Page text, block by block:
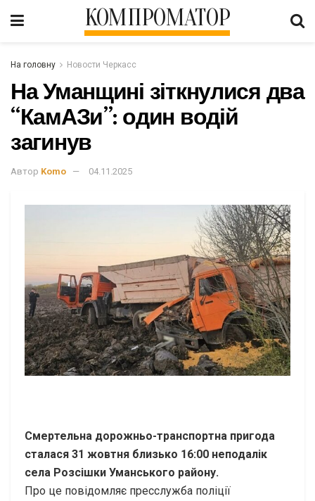
КОМПРОМАТОР
На головну Новости Черкасс
На Уманщині зіткнулися два
“КамАЗи”: один водій
загинув
Автор Komo 04.11.2025
Смертельна дорожньо-транспортна пригода
сталася 31 жовтня близько 16:00 неподалік
села Розсішки Уманського району.
Про це повідомляє пресслужба поліції